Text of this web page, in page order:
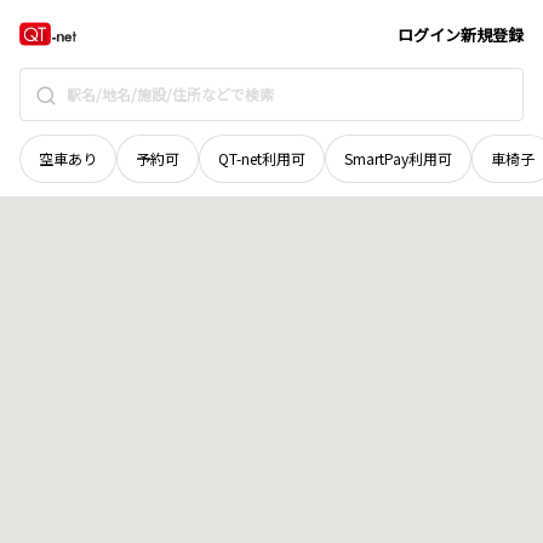
ログイン新規登録
空車あり 予約可 QT-net利用可 SmartPay利用可 車椅子
石川県